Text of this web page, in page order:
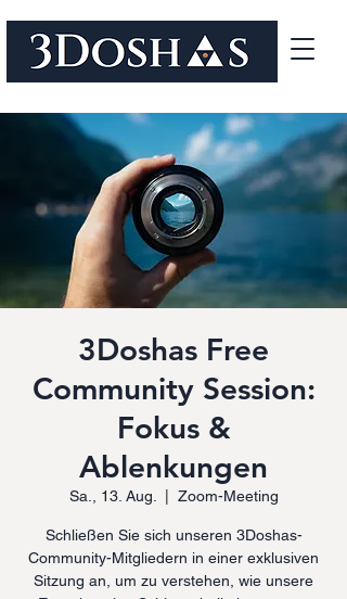
3Doshas Free
Community Session:
Fokus &
Ablenkungen
Sa., 13. Aug. Zoom-Meeting
Schließen Sie sich unseren 3Doshas-
Community-Mitgliedern in einer exklusiven
Sitzung an, um zu verstehen, wie unsere